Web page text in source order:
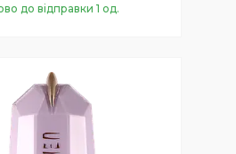
до відправки 1 од.